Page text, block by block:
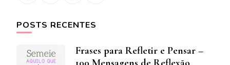
POSTS RECENTES
Frases para Refletir e Pensar –